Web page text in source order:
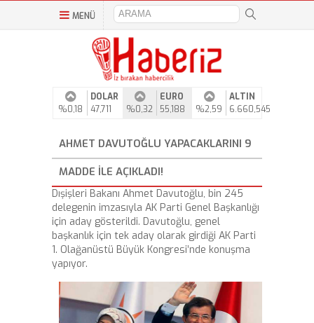
MENÜ
%0,18
DOLAR
47,711
%0,32
EURO
55,188
%2,59
ALTIN
6.660,545
AHMET DAVUTOĞLU YAPACAKLARINI 9
MADDE ILE AÇIKLADI!
Dışişleri Bakanı Ahmet Davutoğlu, bin 245
delegenin imzasıyla AK Parti Genel Başkanlığı
için aday gösterildi. Davutoğlu, genel
başkanlık için tek aday olarak girdiği AK Parti
1. Olağanüstü Büyük Kongresi’nde konuşma
yapıyor.